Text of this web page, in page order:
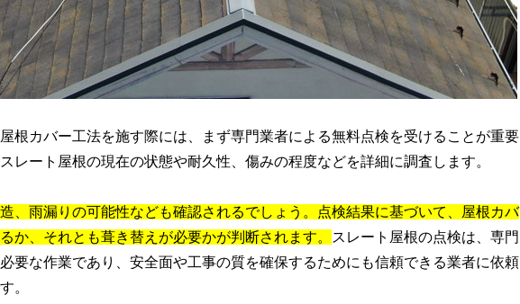
根カバー工法を施す際には、まず専門業者による無料点検を受けることが重要
レート屋根の現在の状態や耐久性、傷みの程度などを詳細に調査します。
、雨漏りの可能性なども確認されるでしょう。点検結果に基づいて、屋根カバ
か、それとも葺き替えが必要かが判断されます。
スレート屋根の点検は、専門
要な作業であり、安全面や工事の質を確保するためにも信頼できる業者に依頼
。